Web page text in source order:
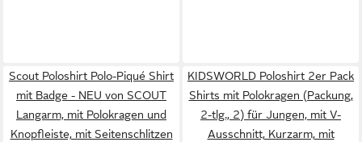
Scout Poloshirt Polo-Piqué Shirt
mit Badge - NEU von SCOUT
Langarm, mit Polokragen und
Knopfleiste, mit Seitenschlitzen
KIDSWORLD Poloshirt 2er Pack
Shirts mit Polokragen (Packung,
2-tlg., 2) für Jungen, mit V-
Ausschnitt, Kurzarm, mit